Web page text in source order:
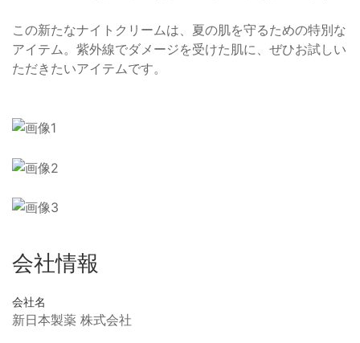
この新たなナイトクリームは、夏の肌を守るための特別な
アイテム。紫外線でダメージを受けた肌に、ぜひお試しい
ただきたいアイテムです。
会社情報
会社名
新日本製薬 株式会社